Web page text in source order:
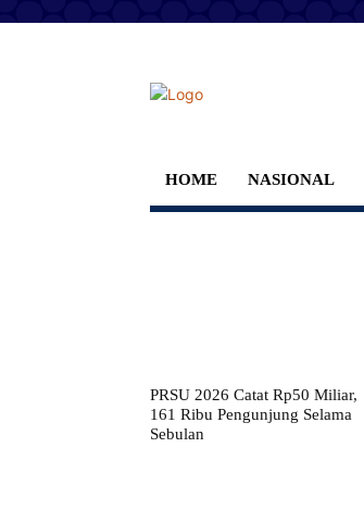
HOME NASIONAL
PRSU 2026 Catat Rp50 Miliar,
161 Ribu Pengunjung Selama
Sebulan